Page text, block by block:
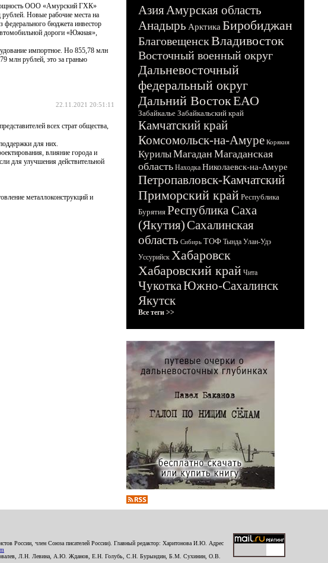
мощность ООО «Амурский ГХК»
Новые рабочие места на
федерального бюджета инвестор
дороги «Южная»,
импортное. Но 855,78 млн
млн рублей, это за гранью
22.11.2021 20:51:11
всех страт общества,
для них.
влияние города и
для улучшения действительной
металлоконструкций и
АзияАмурская область
Анадырь Арктика Биробиджан
БлаговещенскВладивосток
Восточный военный округ
Дальневосточный
федеральный округ
Дальний ВостокЕАО
Забайкалье Забайкальский край
Камчатский край
Комсомольск-на-Амуре Корякия
КурилыМагадан Магаданская
область Находка Николаевск-на-Амуре
Петропавловск-Камчатский
Приморский край Республика
Бурятия Республика Саха
(Якутия)Сахалинская
область Сибирь ТОФ Тында Улан-Удэ
Уссурийск Хабаровск
Хабаровский край Чита
ЧукоткаЮжно-Сахалинск
Якутск
Все теги >>
России, член Союза писателей России). Главный редактор: Харитонова И.Ю. Адрес
Л.Н. Левина, А.Ю. Жданов, Е.Н. Голубь, С.Н. Бурындин, Б.М. Сухинин, О.В.